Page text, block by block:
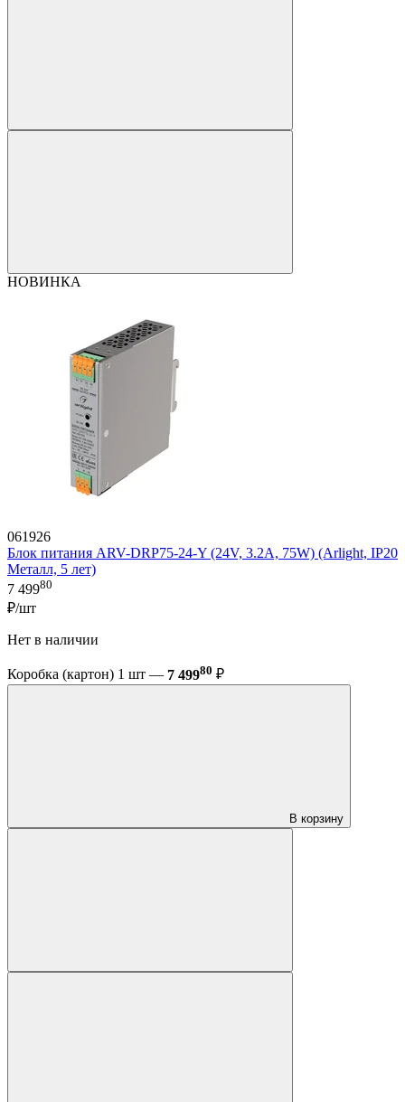
НОВИНКА
061926
Блок питания ARV-DRP75-24-Y (24V, 3.2A, 75W) (Arlight, IP20
Металл, 5 лет)
7 49980
₽/шт
Нет в наличии
Коробка (картон) 1 шт — 7 49980 ₽
В корзину